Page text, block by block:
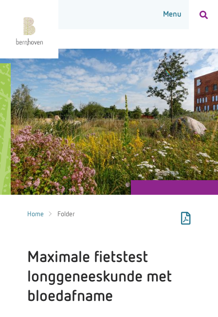
Home Folder
Maximale fietstest
longgeneeskunde met
bloedafname